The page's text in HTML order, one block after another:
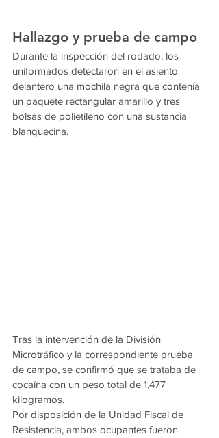
Hallazgo y prueba de campo
Durante la inspección del rodado, los
uniformados detectaron en el asiento
delantero una mochila negra que contenía
un paquete rectangular amarillo y tres
bolsas de polietileno con una sustancia
blanquecina.
Tras la intervención de la División
Microtráfico y la correspondiente prueba
de campo, se confirmó que se trataba de
cocaína con un peso total de 1,477
kilogramos.
Por disposición de la Unidad Fiscal de
Resistencia, ambos ocupantes fueron